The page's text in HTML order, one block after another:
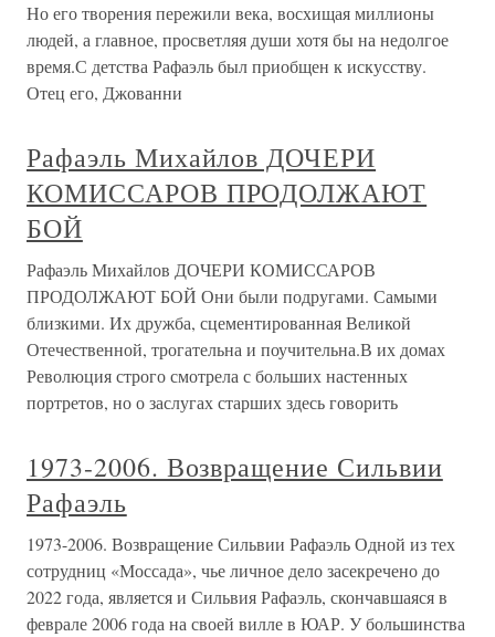
Но его творения пережили века, восхищая миллионы
людей, а главное, просветляя души хотя бы на недолгое
время.С детства Рафаэль был приобщен к искусству.
Отец его, Джованни
Рафаэль Михайлов ДОЧЕРИ
КОМИССАРОВ ПРОДОЛЖАЮТ
БОЙ
Рафаэль Михайлов ДОЧЕРИ КОМИССАРОВ
ПРОДОЛЖАЮТ БОЙ Они были подругами. Самыми
близкими. Их дружба, сцементированная Великой
Отечественной, трогательна и поучительна.В их домах
Революция строго смотрела с больших настенных
портретов, но о заслугах старших здесь говорить
1973-2006. Возвращение Сильвии
Рафаэль
1973-2006. Возвращение Сильвии Рафаэль Одной из тех
сотрудниц «Моссада», чье личное дело засекречено до
2022 года, является и Сильвия Рафаэль, скончавшаяся в
феврале 2006 года на своей вилле в ЮАР. У большинства